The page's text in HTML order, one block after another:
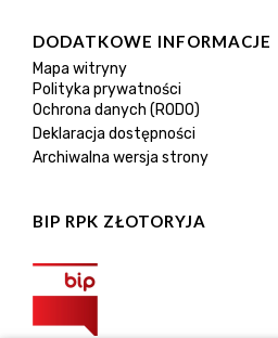
DODATKOWE INFORMACJE
Mapa witryny
Polityka prywatności
Ochrona danych (RODO)
Deklaracja dostępności
Archiwalna wersja strony
BIP RPK ZŁOTORYJA